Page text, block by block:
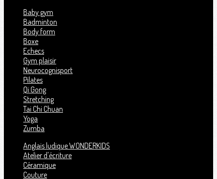
Baby gym
Badminton
Body form
Boxe
Echecs
Gym plaisir
Neurocognisport
Pilates
Qi Gong
Stretching
Tai Chi Chuan
Yoga
Zumba
Anglais ludique WONDERKIDS
Atelier d'écriture
Céramique
Couture